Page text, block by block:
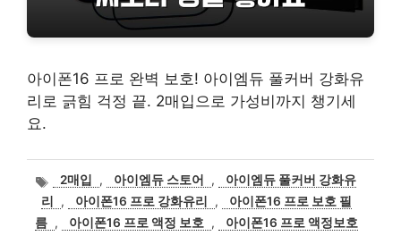
아이폰16 프로 완벽 보호! 아이엠듀 풀커버 강화유
리로 긁힘 걱정 끝. 2매입으로 가성비까지 챙기세
요.
태
그
2매입 , 아이엠듀 스토어 ,
아이엠듀 풀커버 강화유
리
, 아이폰16 프로 강화유리 ,
아이폰16 프로 보호 필
름 , 아이폰16 프로 액정 보호 ,
아이폰16 프로 액정보호